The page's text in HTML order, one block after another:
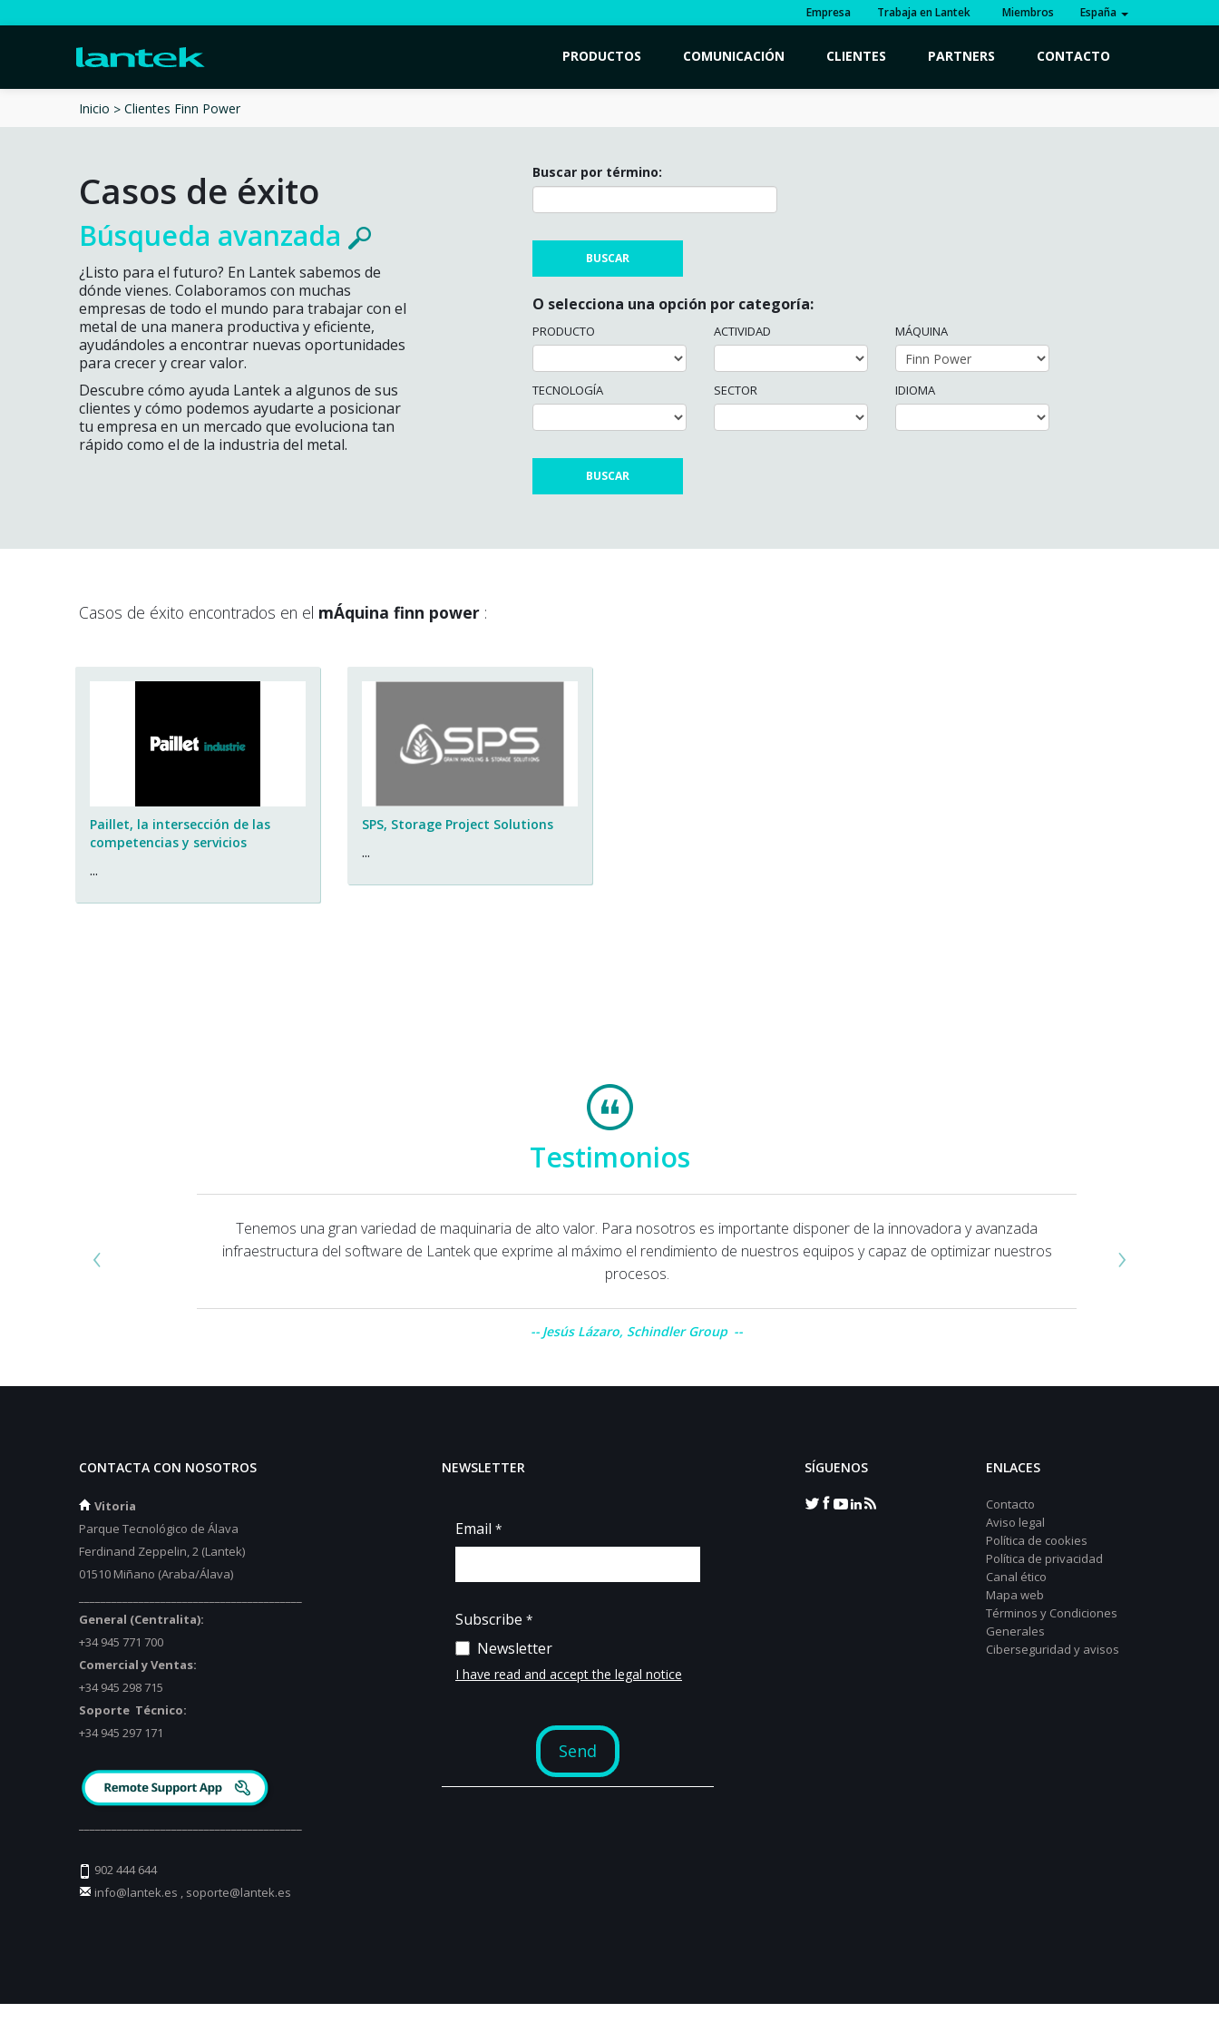
Empresa Trabaja en Lantek Miembros España
PRODUCTOS COMUNICACIÓN CLIENTES PARTNERS CONTACTO
Inicio Clientes Finn Power
Casos de éxito
Búsqueda avanzada
¿Listo para el futuro? En Lantek sabemos de
dónde vienes. Colaboramos con muchas
empresas de todo el mundo para trabajar con el
metal de una manera productiva y eficiente,
ayudándoles a encontrar nuevas oportunidades
para crecer y crear valor.
Descubre cómo ayuda Lantek a algunos de sus
clientes y cómo podemos ayudarte a posicionar
tu empresa en un mercado que evoluciona tan
rápido como el de la industria del metal.
Buscar por término:
O selecciona una opción por categoría:
PRODUCTO ACTIVIDAD MÁQUINA
TECNOLOGÍA SECTOR IDIOMA
Casos de éxito encontrados en el mÁquina finn power :
Paillet, la intersección de las
competencias y servicios
...
SPS, Storage Project Solutions
...
Testimonios
Tenemos una gran variedad de maquinaria de alto valor. Para nosotros es importante disponer de la innovadora y avanzada
infraestructura del software de Lantek que exprime al máximo el rendimiento de nuestros equipos y capaz de optimizar nuestros
procesos.
Jesús Lázaro, Schindler Group
‹ ›
CONTACTA CON NOSOTROS
Vitoria
Parque Tecnológico de Álava
Ferdinand Zeppelin, 2 (Lantek)
01510 Miñano (Araba/Álava)
General (Centralita):
+34 945 771 700
Comercial y Ventas:
+34 945 298 715
Soporte Técnico:
+34 945 297 171
902 444 644
info@lantek.es , soporte@lantek.es
NEWSLETTER SÍGUENOS ENLACES
Contacto
Aviso legal
Política de cookies
Política de privacidad
Canal ético
Mapa web
Términos y Condiciones
Generales
Ciberseguridad y avisos